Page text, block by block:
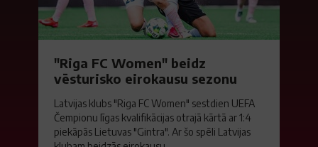
"Riga FC Women" beidz
vēsturisko eirokausu sezonu
Latvijas klubs "Riga FC Women" sestdien UEFA
Čempionu līgas kvalifikācijas otrajā kārtā ar 1:4
piekāpās Lietuvas "Gintra". Ar šo spēli Latvijas